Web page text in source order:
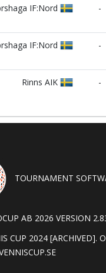
IF:Nord -
IF:Nord -
Rinns AIK -
TOURNAMENT
AB 2026 VERSION
CUP 2024 [ARCHIVED].